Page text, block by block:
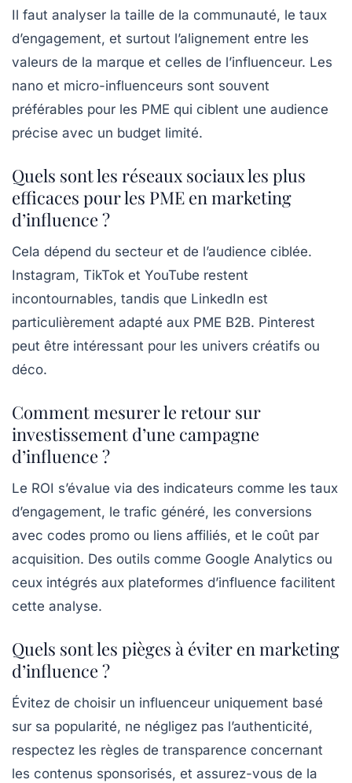
Il faut analyser la taille de la communauté, le taux
d’engagement, et surtout l’alignement entre les
valeurs de la marque et celles de l’influenceur. Les
nano et micro-influenceurs sont souvent
préférables pour les PME qui ciblent une audience
précise avec un budget limité.
Quels sont les réseaux sociaux les plus
efficaces pour les PME en marketing
d’influence ?
Cela dépend du secteur et de l’audience ciblée.
Instagram, TikTok et YouTube restent
incontournables, tandis que LinkedIn est
particulièrement adapté aux PME B2B. Pinterest
peut être intéressant pour les univers créatifs ou
déco.
Comment mesurer le retour sur
investissement d’une campagne
d’influence ?
Le ROI s’évalue via des indicateurs comme les taux
d’engagement, le trafic généré, les conversions
avec codes promo ou liens affiliés, et le coût par
acquisition. Des outils comme Google Analytics ou
ceux intégrés aux plateformes d’influence facilitent
cette analyse.
Quels sont les pièges à éviter en marketing
d’influence ?
Évitez de choisir un influenceur uniquement basé
sur sa popularité, ne négligez pas l’authenticité,
respectez les règles de transparence concernant
les contenus sponsorisés, et assurez-vous de la